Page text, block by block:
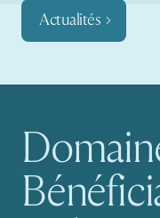
Actualités
Navigation